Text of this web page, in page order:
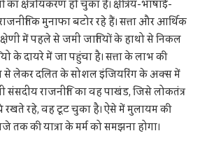
क्षेत्रीयकरण हो चुका है। क्षेत्रिय-भाषाई-
मुनाफा बटोर रहे हैं। सत्ता और आर्थिक
में पहले से जमी जातियों के हाथो से निकल
के दायरे में जा पहुंचा है। सत्ता के लाभ की
से लेकर दलित के सोशल इंजियरिंग के अक्स में
संसदीय राजनीति का वह पाखंड, जिसे लोकतंत्र
रखते रहे, वह टूट चुका है। ऐसे में मुलायम की
तक की यात्रा के मर्म को समझना होगा।